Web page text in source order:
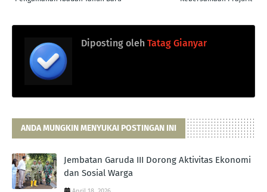
Diposting oleh Tatag Gianyar
ANDA MUNGKIN MENYUKAI POSTINGAN INI
Jembatan Garuda III Dorong Aktivitas Ekonomi
dan Sosial Warga